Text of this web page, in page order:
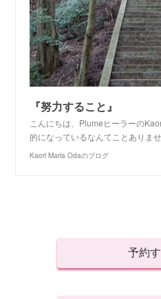
『努力すること』
こんにちは、Plumeヒーラーの
的になっているなんてことありま
Kaori Maria Odaのブログ
予約